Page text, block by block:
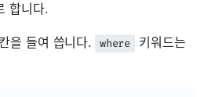
합니다.
을 들여 씁니다. where
키워드는